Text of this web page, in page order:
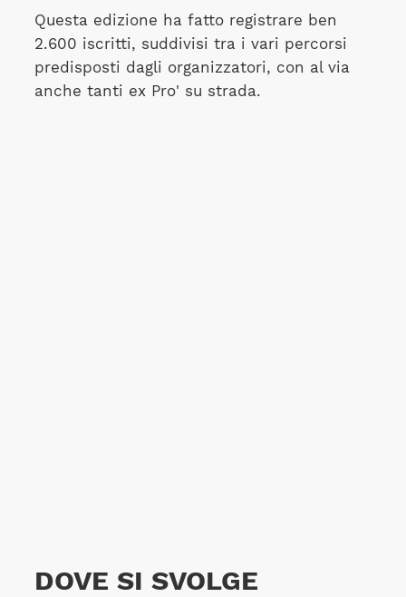
Questa edizione ha fatto registrare ben
2.600 iscritti, suddivisi tra i vari percorsi
predisposti dagli organizzatori, con al via
anche tanti ex Pro' su strada.
DOVE SI SVOLGE